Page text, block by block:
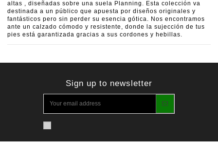
altas , diseñadas sobre una suela Planning. Esta colección va
destinada a un público que apuesta por diseños originales y
fantásticos pero sin perder su esencia gótica. Nos encontramos
ante un calzado cómodo y resistente, donde la sujección de tus
pies está garantizada gracias a sus cordones y hebillas.
Sign up to newsletter